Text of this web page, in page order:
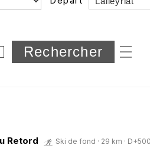
et sous-dossiers
Retord Ski de fond · 29 km · D+500